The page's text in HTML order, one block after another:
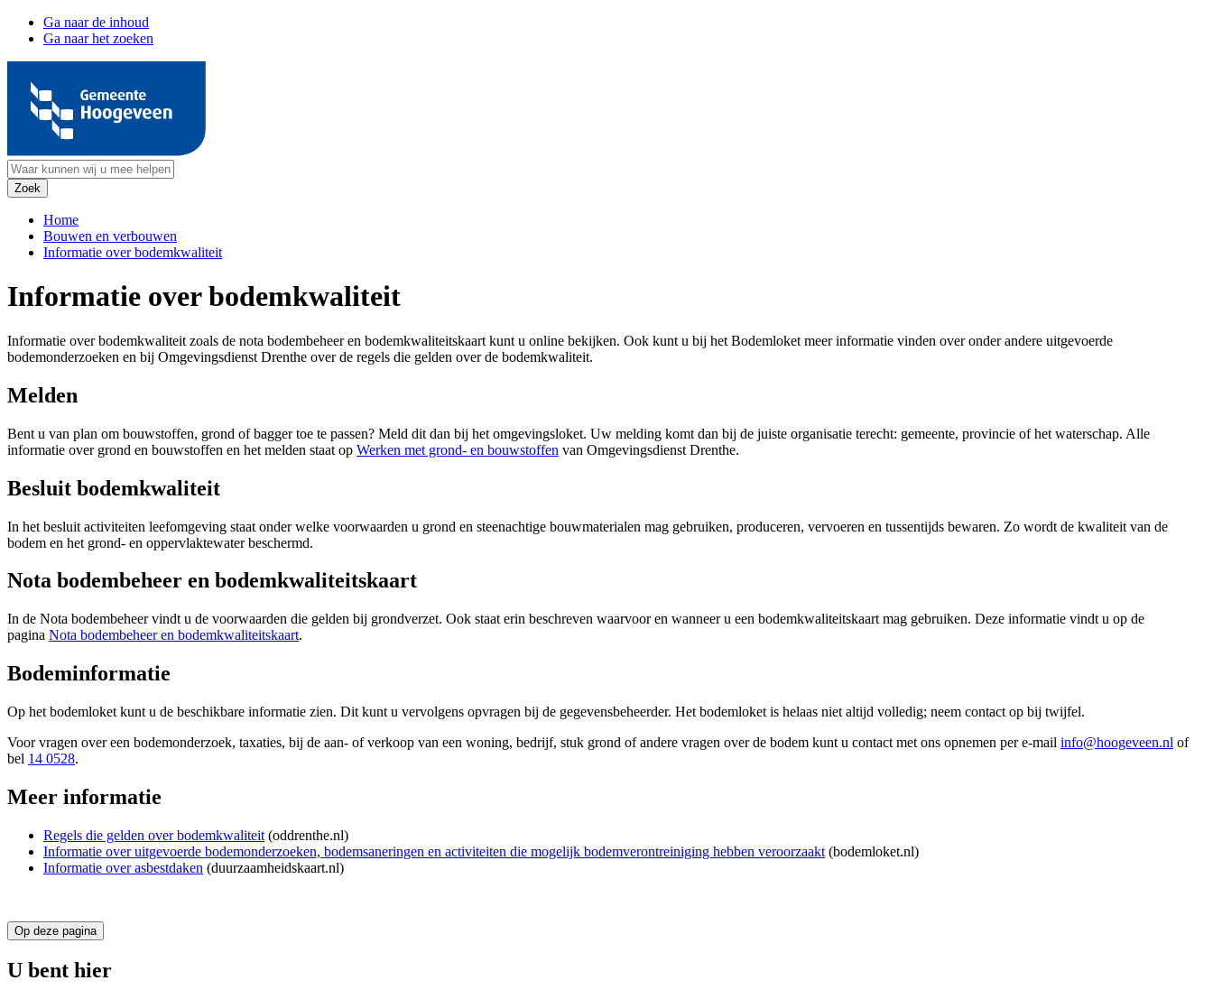
Ga naar de inhoud
Ga naar het zoeken
Home
Bouwen en verbouwen
Informatie over bodemkwaliteit
Informatie over bodemkwaliteit
Informatie over bodemkwaliteit zoals de nota bodembeheer en bodemkwaliteitskaart kunt u online bekijken. Ook kunt u bij het Bodemloket meer informatie vinden over onder andere uitgevoerde
bodemonderzoeken en bij Omgevingsdienst Drenthe over de regels die gelden over de bodemkwaliteit.
Melden
Bent u van plan om bouwstoffen, grond of bagger toe te passen? Meld dit dan bij het omgevingsloket. Uw melding komt dan bij de juiste organisatie terecht: gemeente, provincie of het waterschap. Alle
informatie over grond en bouwstoffen en het melden staat op Werken met grond- en bouwstoffen van Omgevingsdienst Drenthe.
Besluit bodemkwaliteit
In het besluit activiteiten leefomgeving staat onder welke voorwaarden u grond en steenachtige bouwmaterialen mag gebruiken, produceren, vervoeren en tussentijds bewaren. Zo wordt de kwaliteit van de
bodem en het grond- en oppervlaktewater beschermd.
Nota bodembeheer en bodemkwaliteitskaart
In de Nota bodembeheer vindt u de voorwaarden die gelden bij grondverzet. Ook staat erin beschreven waarvoor en wanneer u een bodemkwaliteitskaart mag gebruiken. Deze informatie vindt u op de
pagina Nota bodembeheer en bodemkwaliteitskaart.
Bodeminformatie
Op het bodemloket kunt u de beschikbare informatie zien. Dit kunt u vervolgens opvragen bij de gegevensbeheerder. Het bodemloket is helaas niet altijd volledig; neem contact op bij twijfel.
Voor vragen over een bodemonderzoek, taxaties, bij de aan- of verkoop van een woning, bedrijf, stuk grond of andere vragen over de bodem kunt u contact met ons opnemen per e-mail info@hoogeveen.nl of
bel 14 0528.
Meer informatie
Regels die gelden over bodemkwaliteit (oddrenthe.nl)
Informatie over uitgevoerde bodemonderzoeken, bodemsaneringen en activiteiten die mogelijk bodemverontreiniging hebben veroorzaakt (bodemloket.nl)
Informatie over asbestdaken (duurzaamheidskaart.nl)
Op deze pagina
U bent hier